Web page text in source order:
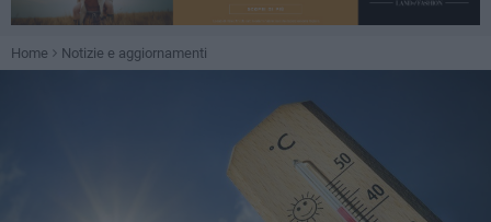
Home Notizie e aggiornamenti